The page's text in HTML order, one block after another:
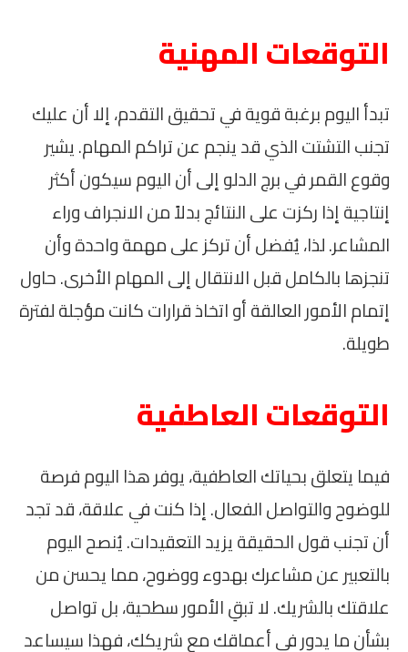
التوقعات المهنية
تبدأ اليوم برغبة قوية في تحقيق التقدم، إلا أن عليك
تجنب التشتت الذي قد ينجم عن تراكم المهام. يشير
وقوع القمر في برج الدلو إلى أن اليوم سيكون أكثر
إنتاجية إذا ركزت على النتائج بدلاً من الانجراف وراء
المشاعر. لذا، يُفضل أن تركز على مهمة واحدة وأن
تنجزها بالكامل قبل الانتقال إلى المهام الأخرى. حاول
إتمام الأمور العالقة أو اتخاذ قرارات كانت مؤجلة لفترة
طويلة.
التوقعات العاطفية
فيما يتعلق بحياتك العاطفية، يوفر هذا اليوم فرصة
للوضوح والتواصل الفعال. إذا كنت في علاقة، قد تجد
أن تجنب قول الحقيقة يزيد التعقيدات. يُنصح اليوم
بالتعبير عن مشاعرك بهدوء ووضوح، مما يحسن من
علاقتك بالشريك. لا تبقِ الأمور سطحية، بل تواصل
بشأن ما يدور في أعماقك مع شريكك، فهذا سيساعد